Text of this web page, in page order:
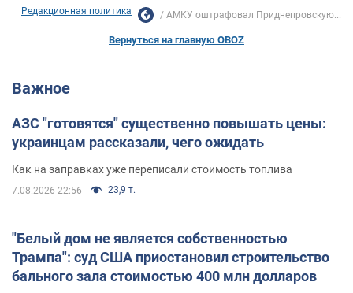
Редакционная политика АМКУ оштрафовал Приднепровскую...
Вернуться на главную OBOZ
Важное
АЗС "готовятся" существенно повышать цены:
украинцам рассказали, чего ожидать
Как на заправках уже переписали стоимость топлива
7.08.2026 22:56 23,9 т.
"Белый дом не является собственностью
Трампа": суд США приостановил строительство
бального зала стоимостью 400 млн долларов